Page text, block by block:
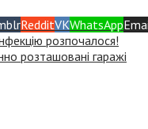
RedditVKWhatsApp
розпочалося!
розташовані гаражі